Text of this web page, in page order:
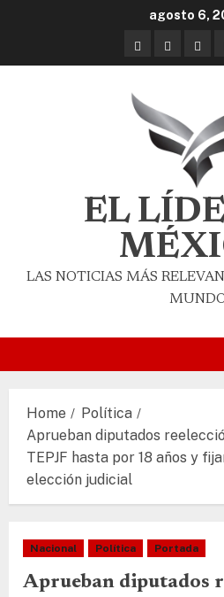
agosto 6,
EL
LAS NOTICIAS MÁS
Home
Política
Aprueban diputados
TEPJF hasta por 18 años y
elección judicial
Nacional Política Portada
Aprueban diputados